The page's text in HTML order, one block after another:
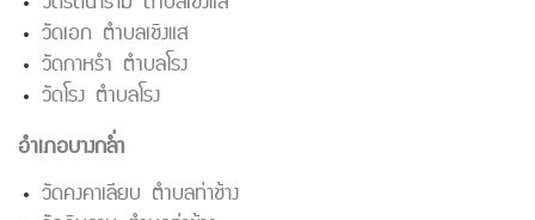
วัดเอก ตำบลเชิงแส
วัดกาหรำ ตำบลโรง
วัดโรง ตำบลโรง
อำเภอบางกล่ำ
วัดคงคาเลียบ ตำบลท่าช้าง